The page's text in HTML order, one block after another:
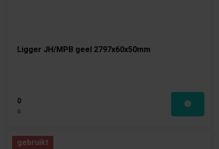
Ligger JH/MPB geel 2797x60x50mm
0
0
gebruikt